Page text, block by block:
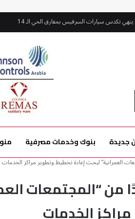
الطرق لتعزيز السلامة المرورية
جديدة بنوك وخدمات مصرفية
العمرانية” لبحث إعادة تخطيط وتطوير مراكز الخدمات
من “المجتمعات
الخدمات